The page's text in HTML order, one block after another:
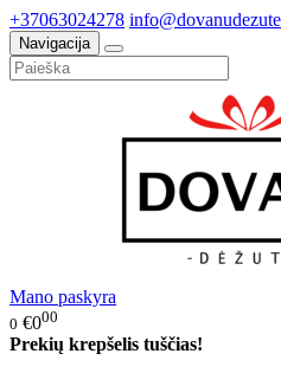
+37063024278
Navigacija
Mano paskyra
0 €000
Prekių krepšelis tuščias!